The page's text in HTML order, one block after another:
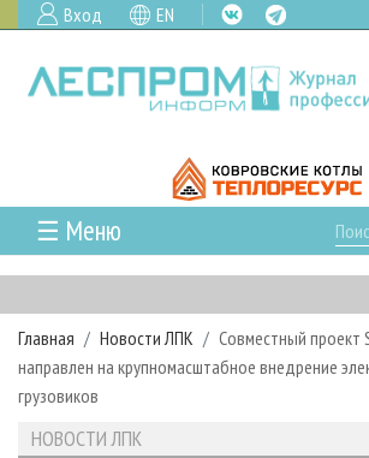
Вход EN
☰ Меню
ГЛАВНАЯ
РУБРИКИ И ТЕМЫ
РУБРИКИ ЖУРНАЛА
ЛЕСНОЕ ХОЗЯЙСТВО
ЛЕСОЗАГОТОВКА
НОВОСТИ
КАЛЕНДАРЬ СОБЫТИЙ
НОВОСТИ ЛПК
ПРОЕКТЫ ЛПИ
АНАЛИТИКА
АРХИВ
Главная Новости ЛПК
Совместный проект
направлен на крупномасштабное внедрение
грузовиков
НОВОСТИ ЛПК